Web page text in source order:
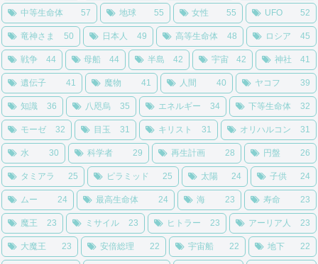
中等生命体 57 地球 55 女性 55 UFO 52
竜神さま 50 日本人 49 高等生命体 48 ロシア 45
戦争 44 母船 44 半島 42 宇宙 42 神社 41
遺伝子 41 魔物 41 人間 40 ヤコフ 39
知識 36 八咫烏 35 エネルギー 34 下等生命体 32
モーゼ 32 目玉 31 キリスト 31 オリハルコン 31
水 30 科学者 29 再生計画 28 円盤 26
タミアラ 25 ピラミッド 25 太陽 24 子供 24
ムー 24 最高生命体 24 海 23 寿命 23
魔王 23 ミサイル 23 ヒトラー 23 アーリア人 23
大魔王 23 安倍総理 22 宇宙船 22 地下 22